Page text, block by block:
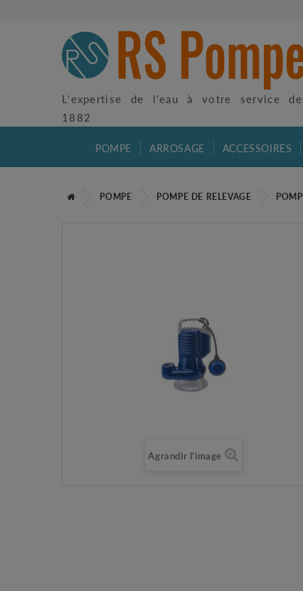
L'expertise de l'eau à votre service
1882
POMPE ARROSAGE ACCESSOIRES
POMPE POMPE DE RELEVAGE
Agrandir l'image